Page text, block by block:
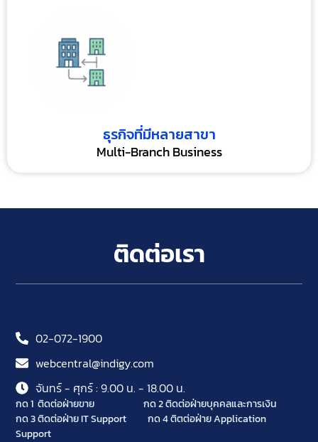
ธุรกิจที่มีหลายสาขา
Multi-Branch Business
ติดต่อเรา
02-072-1900
webcentral@indigy.com
จันทร์ - ศุกร์ : 9.00 น. - 18.00 น.
กด 1 ติดต่อฝ่ายขาย
กด 2 ติดต่อฝ่ายบุคคลและการเงิน
กด 3 ติดต่อฝ่าย IT Support
กด 4 ติตต่อฝ่าย Application
Support